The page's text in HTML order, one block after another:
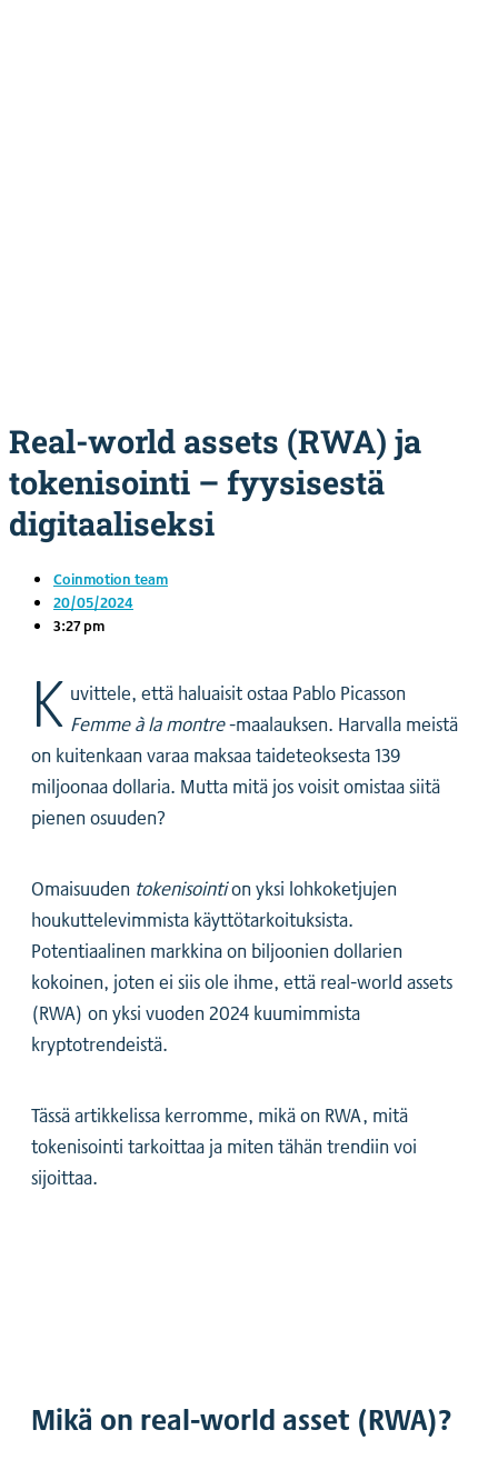
Real-world assets (RWA) ja
tokenisointi – fyysisestä
digitaaliseksi
Coinmotion team
20/05/2024
3:27 pm
K uvittele, että haluaisit ostaa Pablo Picasson
Femme à la montre-maalauksen. Harvalla meistä
on kuitenkaan varaa maksaa taideteoksesta 139
miljoonaa dollaria. Mutta mitä jos voisit omistaa siitä
pienen osuuden?
Omaisuuden tokenisointion yksi lohkoketjujen
houkuttelevimmista käyttötarkoituksista.
Potentiaalinen markkina on biljoonien dollarien
kokoinen, joten ei siis ole ihme, että real-world assets
(RWA) on yksi vuoden 2024 kuumimmista
kryptotrendeistä.
Tässä artikkelissa kerromme, mikä on RWA, mitä
tokenisointi tarkoittaa ja miten tähän trendiin voi
sijoittaa.
Mikä on real-world asset (RWA)?